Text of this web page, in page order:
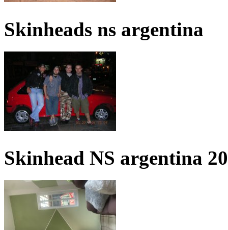
Skinheads ns argentina
Skinhead NS argentina